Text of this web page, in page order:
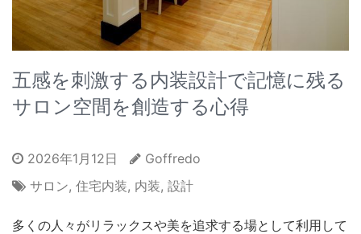
五感を刺激する内装設計で記憶に残る
サロン空間を創造する心得
2026年1月12日
Goffredo
サロン, 住宅内装, 内装, 設計
多くの人々がリラックスや美を追求する場として利用して